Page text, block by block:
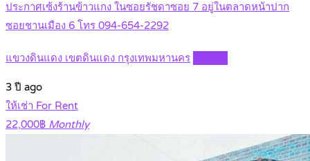
ประกาศเซ้งร้านข้าวแกง ในซอยรัชดาซอย 7 อยู่ในตลาดหน้าปาก
ซอยชานเมือง 6 โทร 094-654-2292
แขวงดินแดง เขตดินแดง กรุงเทพมหานคร
3 ปี ago
ให้เช่า For Rent
22,000฿ Monthly